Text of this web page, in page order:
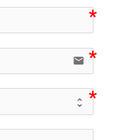
icon-
email